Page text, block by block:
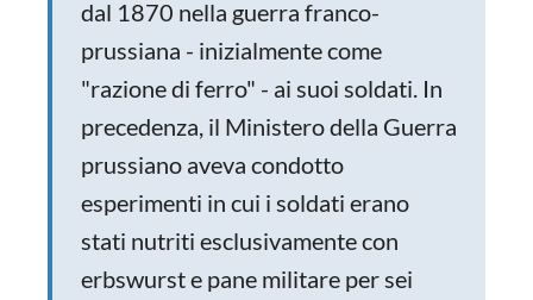
dal 1870 nella guerra franco-
prussiana - inizialmente come
"razione di ferro" - ai suoi soldati. In
precedenza, il Ministero della Guerra
prussiano aveva condotto
esperimenti in cui i soldati erano
stati nutriti esclusivamente con
erbswurst e pane militare per sei